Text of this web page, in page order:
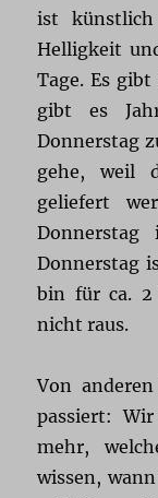
ist
Helligkeit
Tage. Es
gibt es
Donnerstag
gehe, weil
geliefert
Donnerstag
Donnerstag
bin für ca. 2
nicht raus.
Von
passiert:
mehr,
wissen,